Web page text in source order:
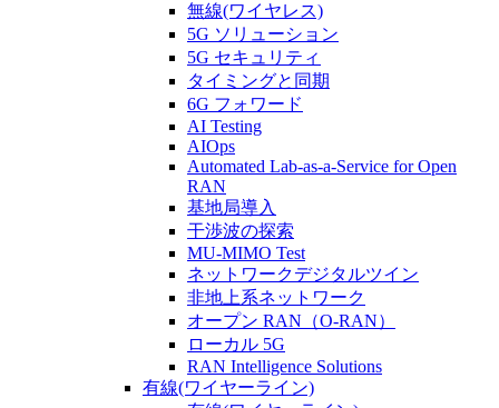
無線(ワイヤレス)
5G ソリューション
5G セキュリティ
タイミングと同期
6G フォワード
AI Testing
AIOps
Automated Lab-as-a-Service for Open
RAN
基地局導入
干渉波の探索
MU-MIMO Test
ネットワークデジタルツイン
非地上系ネットワーク
オープン RAN（O-RAN）
ローカル 5G
RAN Intelligence Solutions
有線(ワイヤーライン)